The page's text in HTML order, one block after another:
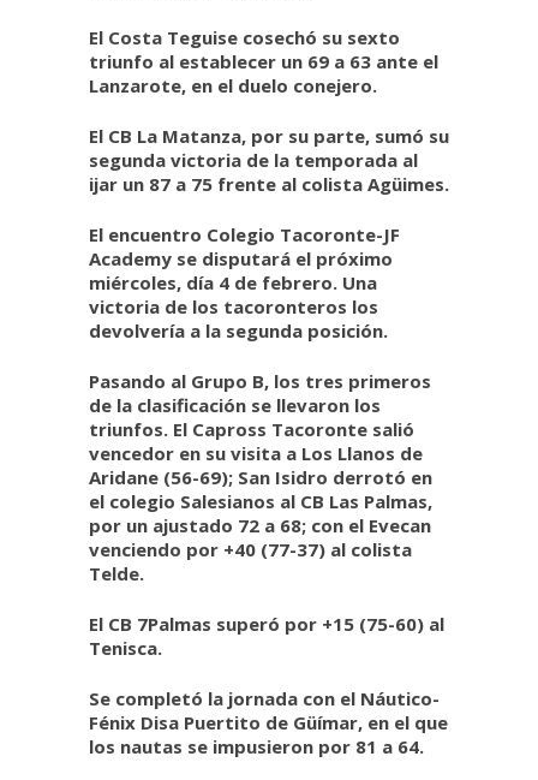
El Costa Teguise cosechó su sexto
triunfo al establecer un 69 a 63 ante el
Lanzarote, en el duelo conejero.
El CB La Matanza, por su parte, sumó su
segunda victoria de la temporada al
ijar un 87 a 75 frente al colista Agüimes.
El encuentro Colegio Tacoronte-JF
Academy se disputará el próximo
miércoles, día 4 de febrero. Una
victoria de los tacoronteros los
devolvería a la segunda posición.
Pasando al Grupo B, los tres primeros
de la clasificación se llevaron los
triunfos. El Capross Tacoronte salió
vencedor en su visita a Los Llanos de
Aridane (56-69); San Isidro derrotó en
el colegio Salesianos al CB Las Palmas,
por un ajustado 72 a 68; con el Evecan
venciendo por +40 (77-37) al colista
Telde.
El CB 7Palmas superó por +15 (75-60) al
Tenisca.
Se completó la jornada con el Náutico-
Fénix Disa Puertito de Güímar, en el que
los nautas se impusieron por 81 a 64.